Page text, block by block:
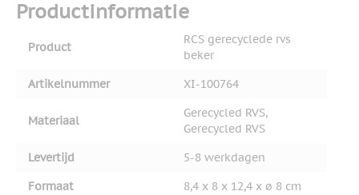
Productinformatie
Product
RCS gerecyclede rvs
beker
Artikelnummer
XI-100764
Materiaal
Gerecycled RVS,
Gerecycled RVS
Levertijd
5-8 werkdagen
Formaat
8,4 x 8 x 12,4 x ø 8 cm